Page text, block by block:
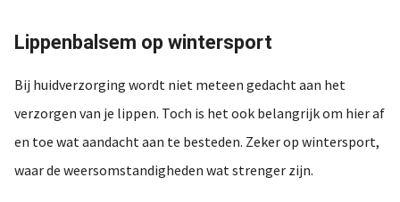
Lippenbalsem op wintersport
Bij huidverzorging wordt niet meteen gedacht aan het
verzorgen van je lippen. Toch is het ook belangrijk om hier af
en toe wat aandacht aan te besteden. Zeker op wintersport,
waar de weersomstandigheden wat strenger zijn.